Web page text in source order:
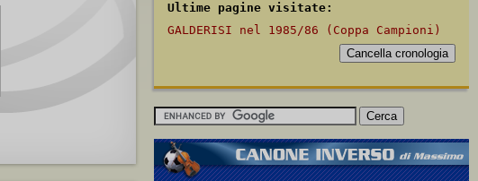
Ultime pagine visitate:
GALDERISI nel 1985/86 (Coppa Campioni)